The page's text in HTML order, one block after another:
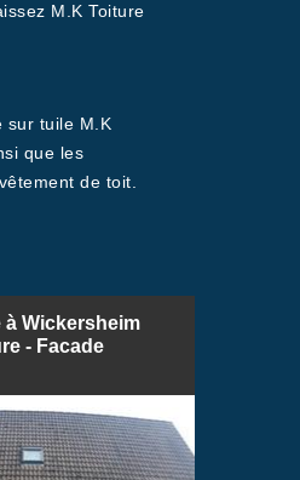
M.K Toiture
sur tuile M.K
que les
de toit.
Wickersheim
- Facade